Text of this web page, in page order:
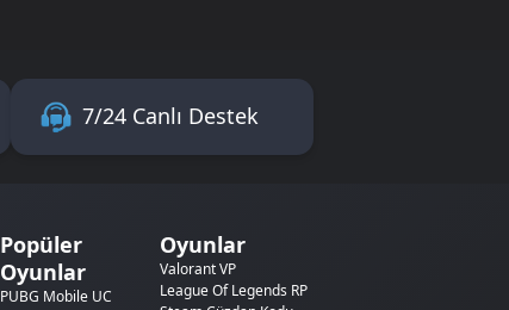
7/24 Canlı Destek
Popüler
Oyunlar
PUBG Mobile UC
Oyunlar
Valorant VP
League Of Legends RP